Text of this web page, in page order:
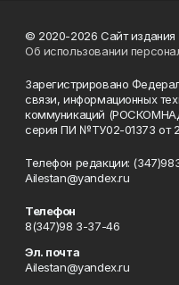
© 2020-2026 Сайт издания
Об использовании
Зарегистрировано
связи, информационных
коммуникаций
серия ПИ №ТУ02-01373 от
Телефон редакции:
Ailestan@yandex.ru
Телефон
8(347)98 3-37-46
Эл. почта
Ailestan@yandex.ru